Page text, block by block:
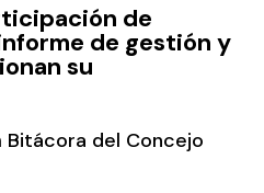
de
de gestión y
su
Bitácora del Concejo